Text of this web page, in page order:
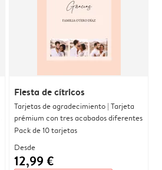
Fiesta de cítricos
Tarjetas de agradecimiento | Tarjeta
prémium con tres acabados diferentes
Pack de 10 tarjetas
Desde
12,99 €